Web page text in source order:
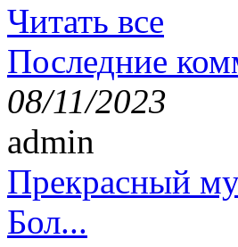
Читать все
Последние
08/11/2023
admin
Прекрасный
Бол...